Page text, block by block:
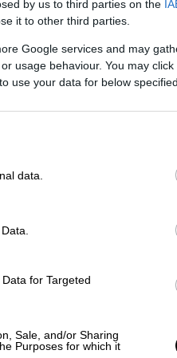
by us to third parties on the
it to other third parties.
Google services and may
usage behaviour. You may
use your data for below
data.
for Targeted
Sale, and/or Sharing
Purposes for which it
στην
υποστήριξή του
για την
στην
Ο Άρης
στον
Οι
λοχαγού, ο
αμέσως για τη
υπό τον
[σ.σ. 8 ήταν οι
Πελοπίδα και
τους
της Στρώμης
προορισμό
Κουκ
-λοχαγός/